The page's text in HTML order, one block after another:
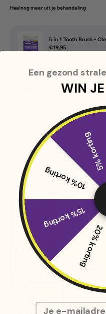
Haal nog meer uit je behandeling
Al meer van 100.000+ tevreden klanten
Een gezond
WIN
20% korting
15% korting
10% korting
5% korting
Email